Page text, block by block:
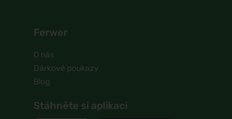
Ferwer
O nás
Dárkové poukazy
Blog
Stáhněte si aplikaci